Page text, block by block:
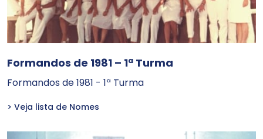
Formandos de 1981 – 1ª Turma
Formandos de 1981 - 1ª Turma
> Veja lista de Nomes